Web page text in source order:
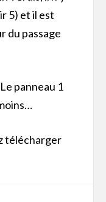
5) et il est
du passage
panneau 1
télécharger